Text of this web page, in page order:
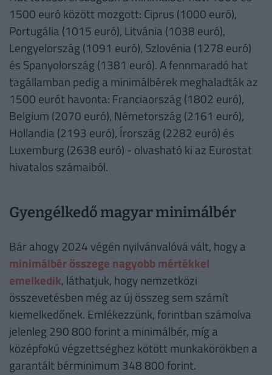
1500 euró között mozgott: Ciprus (1000 euró),
Portugália (1015 euró), Litvánia (1038 euró),
Lengyelország (1091 euró), Szlovénia (1278 euró)
és Spanyolország (1381 euró). A fennmaradó hat
tagállamban pedig a minimálbérek meghaladták az
1500 eurót havonta: Franciaország (1802 euró),
Belgium (2070 euró), Németország (2161 euró),
Hollandia (2193 euró), Írország (2282 euró) és
Luxemburg (2638 euró) - olvasható ki az Eurostat
hivatalos számaiból.
Gyengélkedő magyar minimálbér
Bár ahogy 2024 végén nyilvánvalóvá vált, hogy a
minimálbér összege nagyobb mértékkel
emelkedik, láthatjuk, hogy nemzetközi
összevetésben még az új összeg sem számít
kiemelkedőnek. Emlékezzünk, forintban számolva
jelenleg 290 800 forint a minimálbér, míg a
középfokú végzettséghez kötött munkakörökben a
garantált bérminimum 348 800 forint.